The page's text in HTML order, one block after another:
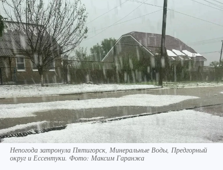
Непогода затронула Пятигорск, Минеральные Воды, Предгорный
округ и Ессентуки. Фото: Максим Гаранжа